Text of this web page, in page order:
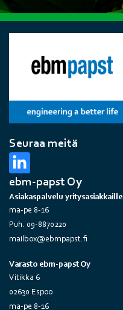
Seuraa meitä
ebm-papst Oy
Asiakaspalvelu yritysasiakkaille
ma-pe 8-16
Puh. 09-8870220
mailbox@ebmpapst.fi
Varasto ebm-papst Oy
Vitikka 6
02630 Espoo
ma-pe 8-16